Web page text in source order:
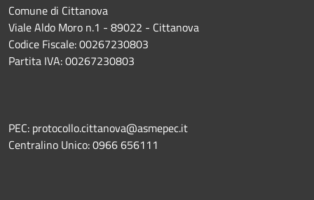
Comune di Cittanova
Viale Aldo Moro n.1 - 89022 - Cittanova
Codice Fiscale: 00267230803
Partita IVA: 00267230803
PEC: protocollo.cittanova@asmepec.it
Centralino Unico: 0966 656111